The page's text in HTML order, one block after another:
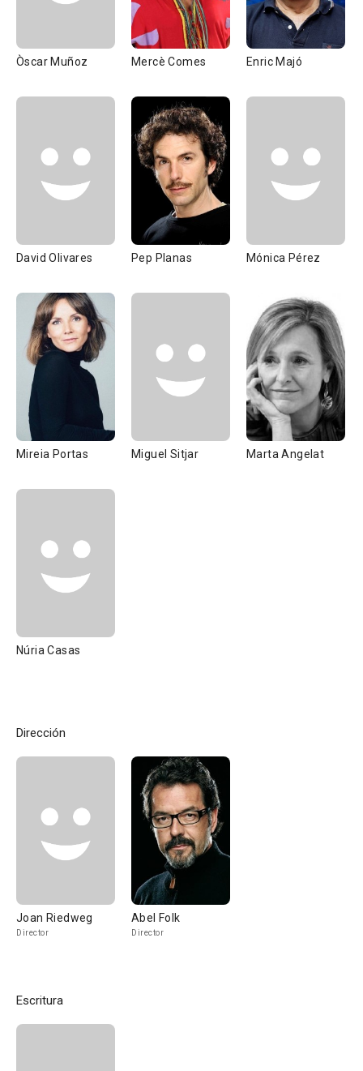
Òscar Muñoz Mercè Comes Enric Majó
David Olivares Pep Planas Mónica Pérez
Mireia Portas Miguel Sitjar Marta Angelat
Núria Casas
Dirección
Joan Riedweg
Director
Abel Folk
Director
Escritura